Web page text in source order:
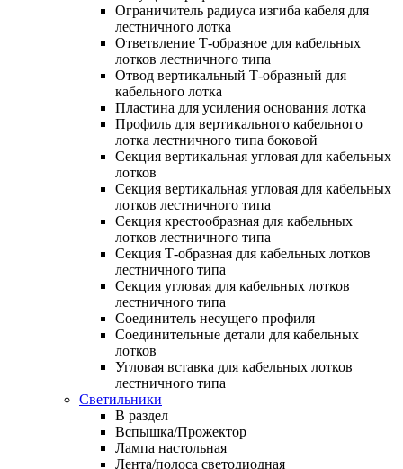
Ограничитель радиуса изгиба кабеля для
лестничного лотка
Ответвление Т-образное для кабельных
лотков лестничного типа
Отвод вертикальный Т-образный для
кабельного лотка
Пластина для усиления основания лотка
Профиль для вертикального кабельного
лотка лестничного типа боковой
Секция вертикальная угловая для кабельных
лотков
Секция вертикальная угловая для кабельных
лотков лестничного типа
Секция крестообразная для кабельных
лотков лестничного типа
Секция Т-образная для кабельных лотков
лестничного типа
Секция угловая для кабельных лотков
лестничного типа
Соединитель несущего профиля
Соединительные детали для кабельных
лотков
Угловая вставка для кабельных лотков
лестничного типа
Светильники
В раздел
Вспышка/Прожектор
Лампа настольная
Лента/полоса светодиодная